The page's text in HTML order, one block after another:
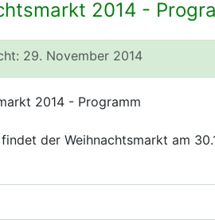
2014 -
29. November 2014
2014 - Programm
der Weihnachtsmarkt am